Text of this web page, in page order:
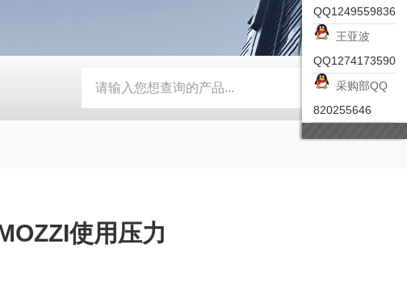
资料ZK2-ZSEA-A *皮尔兹PILZ安全激光扫描仪 RZMO-TER-
使用压力
QQ1249559836
王亚波
QQ1274173590
采购部QQ
820255646